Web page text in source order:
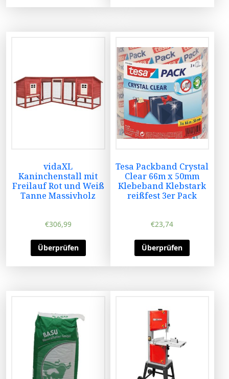
vidaXL
Kaninchenstall mit
Freilauf Rot und Weiß
Tanne Massivholz
€306,99
Überprüfen
Tesa Packband Crystal
Clear 66m x 50mm
Klebeband Klebstark
reißfest 3er Pack
€23,74
Überprüfen